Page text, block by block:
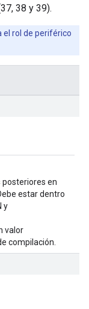
38 y 39).
el rol de periférico
posteriores en
estar dentro
y
valor
compilación.